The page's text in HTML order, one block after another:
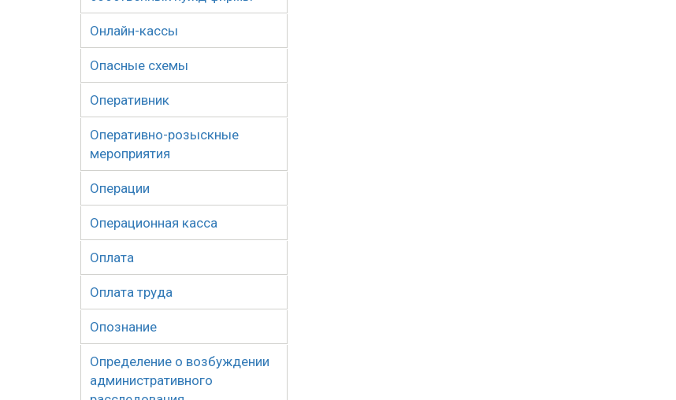
Онлайн-кассы
Опасные схемы
Оперативник
Оперативно-розыскные
мероприятия
Операции
Операционная касса
Оплата
Оплата труда
Опознание
Определение о возбуждении
административного